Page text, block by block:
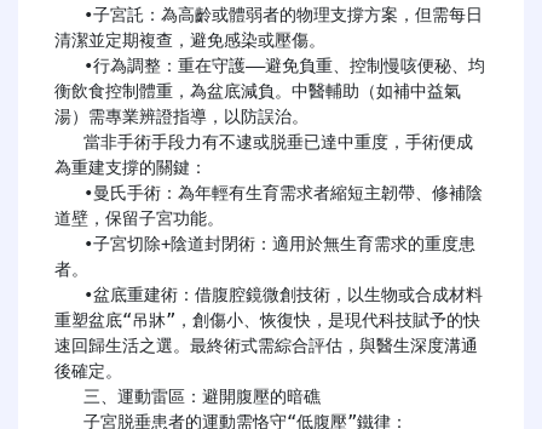
清潔並定期複查，避免感染或壓傷。
衡飲食控制體重，為盆底減負。中醫輔助（如補中益氣
湯）需專業辨證指導，以防誤治。
為重建支撐的關鍵：
道壁，保留子宮功能。
者。
重塑盆底“吊牀”，創傷小、恢復快，是現代科技賦予的快
速回歸生活之選。最終術式需綜合評估，與醫生深度溝通
後確定。